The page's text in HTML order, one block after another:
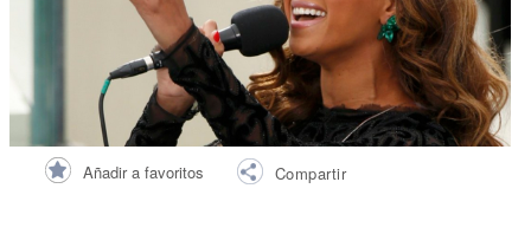
Añadir a favoritos Compartir